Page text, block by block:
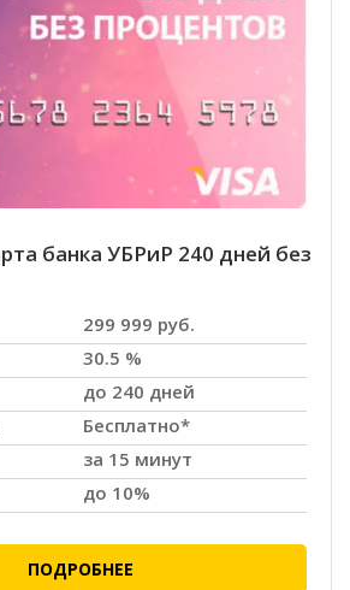
банка УБРиР 240 дней без
299 999 руб.
30.5 %
до 240 дней
Бесплатно*
за 15 минут
до 10%
ПОДРОБНЕЕ